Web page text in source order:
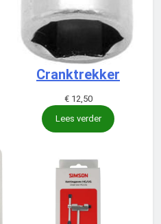
Cranktrekker
€12,50
Lees verder